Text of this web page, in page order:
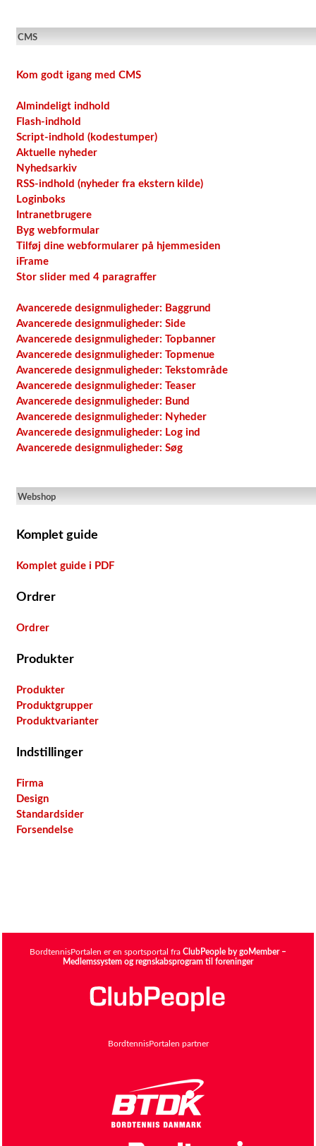
CMS
Kom godt igang med CMS
Almindeligt indhold
Flash-indhold
Script-indhold (kodestumper)
Aktuelle nyheder
Nyhedsarkiv
RSS-indhold (nyheder fra ekstern kilde)
Loginboks
Intranetbrugere
Byg webformular
Tilføj dine webformularer på hjemmesiden
iFrame
Stor slider med 4 paragraffer
Avancerede designmuligheder: Baggrund
Avancerede designmuligheder: Side
Avancerede designmuligheder: Topbanner
Avancerede designmuligheder: Topmenue
Avancerede designmuligheder: Tekstområde
Avancerede designmuligheder: Teaser
Avancerede designmuligheder: Bund
Avancerede designmuligheder: Nyheder
Avancerede designmuligheder: Log ind
Avancerede designmuligheder: Søg
Webshop
Komplet guide
Komplet guide i PDF
Ordrer
Ordrer
Produkter
Produkter
Produktgrupper
Produktvarianter
Indstillinger
Firma
Design
Standardsider
Forsendelse
BordtennisPortalen er en sportsportal fra ClubPeople by goMember –
Medlemssystem og regnskabsprogram til foreninger
BordtennisPortalen partner